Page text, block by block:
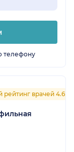
телефону
рейтинг врачей 4.6